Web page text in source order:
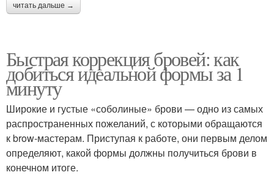
читать дальше →
Быстрая коррекция бровей: как
добиться идеальной формы за 1
минуту
Широкие и густые «соболиные» брови — одно из самых
распространенных пожеланий, с которыми обращаются
к brow-мастерам. Приступая к работе, они первым делом
определяют, какой формы должны получиться брови в
конечном итоге.